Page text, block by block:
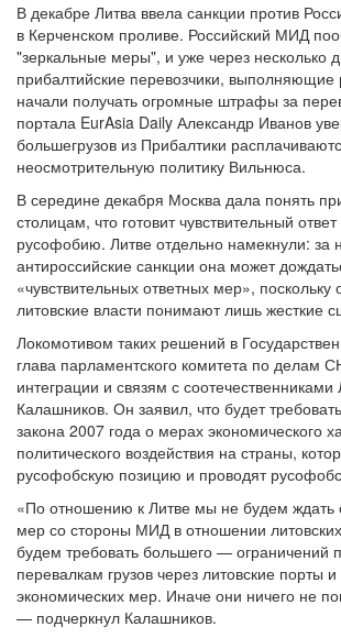
В декабре Литва ввела санкции против
в Керченском проливе. Российский МИД
"зеркальные меры", и уже через несколько
прибалтийские перевозчики,
начали получать огромные штрафы за
портала EurAsia Daily Александр Иванов
большегрузов из Прибалтики
неосмотрительную политику Вильнюса.
В середине декабря Москва дала понять
столицам, что готовит чувствительный
русофобию. Литве отдельно намекнули: за
антироссийские санкции она может
«чувствительных ответных мер», поскольку
литовские власти понимают лишь жесткие
Локомотивом таких решений в
глава парламентского комитета по делам
интеграции и связям с
Калашников. Он заявил, что будет
закона 2007 года о мерах экономического
политического воздействия на страны,
русофобскую позицию и проводят
«По отношению к Литве мы не будем ждать
мер со стороны МИД в отношении
будем требовать большего — ограничений
перевалкам грузов через литовские порты и
экономических мер. Иначе они ничего не
— подчеркнул Калашников.